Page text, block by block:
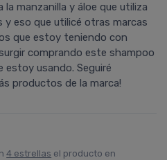
la manzanilla y áloe que utiliza
y eso que utilicé otras marcas
que estoy teniendo con
comprando este shampoo
estoy usando. Seguiré
productos de la marca!
4 estrellas el producto en